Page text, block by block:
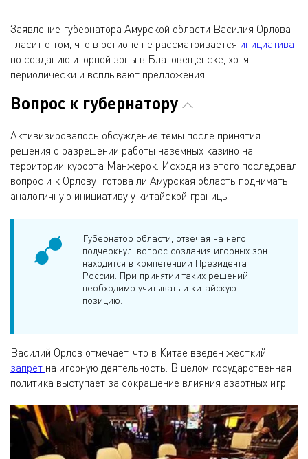
Заявление губернатора Амурской области Василия Орлова
гласит о том, что в регионе не рассматривается инициатива
по созданию игорной зоны в Благовещенске, хотя
периодически и всплывают предложения.
Вопрос к губернатору
Активизировалось обсуждение темы после принятия
решения о разрешении работы наземных казино на
территории курорта Манжерок. Исходя из этого последовал
вопрос и к Орлову: готова ли Амурская область поднимать
аналогичную инициативу у китайской границы.
Губернатор области, отвечая на него,
подчеркнул, вопрос создания игорных зон
находится в компетенции Президента
России. При принятии таких решений
необходимо учитывать и китайскую
позицию.
Василий Орлов отмечает, что в Китае введен жесткий
запрет на игорную деятельность. В целом государственная
политика выступает за сокращение влияния азартных игр.